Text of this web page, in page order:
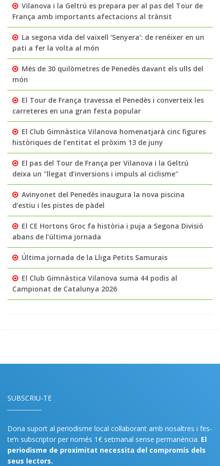
Vilanova i la Geltrú es prepara per al pas del Tour de
França amb importants afectacions al trànsit
La segona vida del vaixell ‘Senyera’: de renéixer en un
pati a fer la volta al món
Més de 30 quilòmetres de Penedès davant els ulls del
món
El Tour de França travessa el Penedès i converteix les
carreteres en una gran festa popular
El Club Gimnàstica Vilanova homenatjarà cinc figures
històriques de l’entitat el pròxim 13 de juny
El pas del Tour de França per Vilanova i la Geltrú
deixa un "llegat d’inversions i impuls al ciclisme"
Avinyonet del Penedès inaugura la nova piscina
d’estiu i les pistes de pàdel
El CE Hortons Groc fa història i puja a Segona Divisió
abans de l’última jornada
Última jornada de la Lliga Petits Samurais
El Club Gimnàstica Vilanova suma 44 podis al
Campionat de Catalunya 2026
SUBSCRIU-TE
Dona suport al periodisme local col·laborant amb nosaltres i fes-
te’n subscriptor per només 1€ setmanal sense permanència. El
periodisme de proximitat necessita del compromís dels
seus lectors.